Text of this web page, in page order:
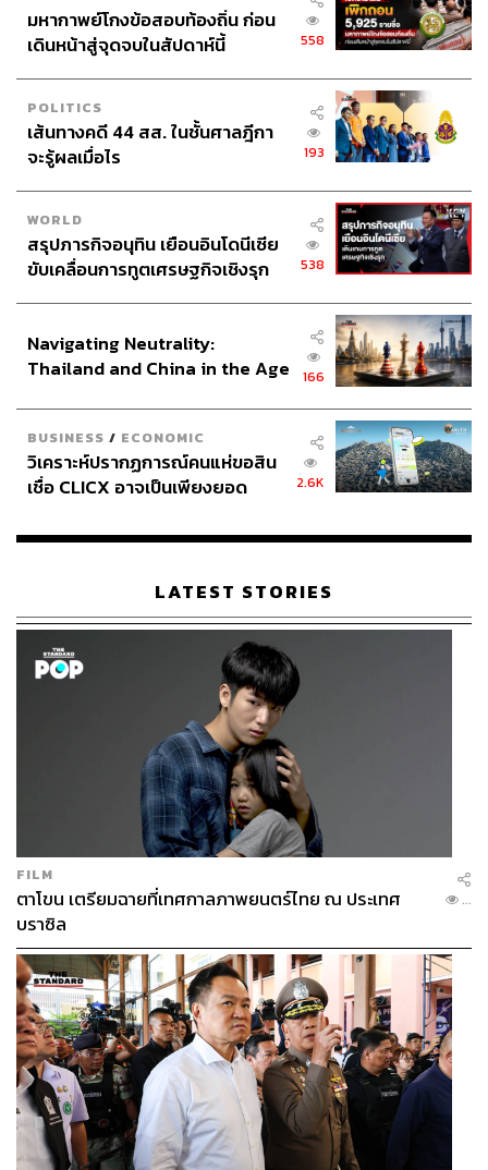
มหากาพย์โกงข้อสอบท้องถิ่น ก่อน
เดินหน้าสู่จุดจบในสัปดาห์นี้
558
POLITICS
เส้นทางคดี 44 สส. ในชั้นศาลฎีกา
จะรู้ผลเมื่อไร
193
WORLD
สรุปภารกิจอนุทิน เยือนอินโดนีเซีย
ขับเคลื่อนการทูตเศรษฐกิจเชิงรุก
538
Navigating Neutrality:
Thailand and China in the Age
166
BUSINESS / ECONOMIC
วิเคราะห์ปรากฏการณ์คนแห่ขอสิน
เชื่อ CLICX อาจเป็นเพียงยอด
เรือนไทยที่ถูกซุกไว้
2.6K
LATEST STORIES
FILM
ตาโขน เตรียมฉายที่เทศกาลภาพยนตร์ไทย ณ ประเทศ
บราซิล
...